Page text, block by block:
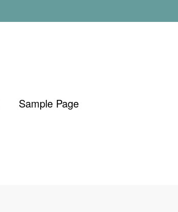
Sample Page